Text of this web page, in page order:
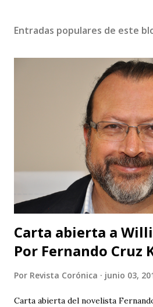
Entradas populares de este
Carta abierta a
Por Fernando Cruz
Por Revista Corónica junio 03,
Carta abierta del novelista